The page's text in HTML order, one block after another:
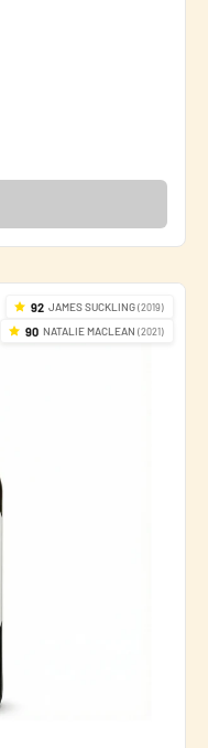
92 JAMES SUCKLING(2019)
90 NATALIE MACLEAN (2021)